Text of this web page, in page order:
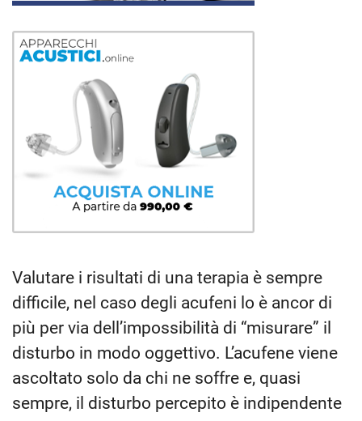
Valutare i risultati di una terapia è sempre
difficile, nel caso degli acufeni lo è ancor di
più per via dell’impossibilità di “misurare” il
disturbo in modo oggettivo. L’acufene viene
ascoltato solo da chi ne soffre e, quasi
sempre, il disturbo percepito è indipendente